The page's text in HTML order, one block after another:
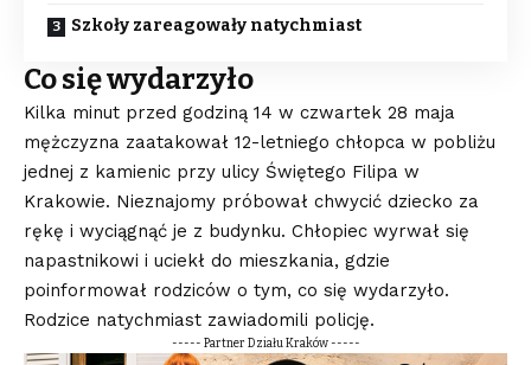
Szkoły zareagowały natychmiast
Co się wydarzyło
Kilka minut przed godziną 14 w czwartek 28 maja
mężczyzna zaatakował 12-letniego chłopca w pobliżu
jednej z kamienic przy ulicy Świętego Filipa w
Krakowie. Nieznajomy próbował chwycić dziecko za
rękę i wyciągnąć je z budynku. Chłopiec wyrwał się
napastnikowi i uciekł do mieszkania, gdzie
poinformował rodziców o tym, co się wydarzyło.
Rodzice natychmiast zawiadomili policję.
----- Partner Działu Kraków -----